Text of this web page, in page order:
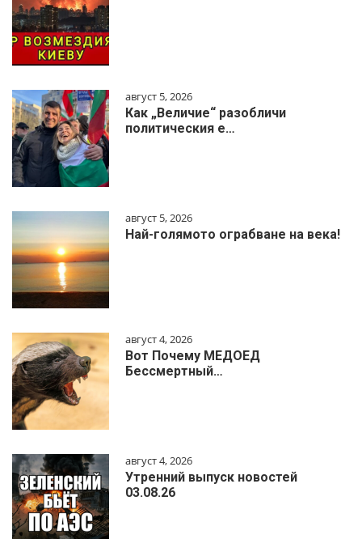
август 5, 2026
Как „Величие“ разобличи
политическия е…
август 5, 2026
Най-голямото ограбване на века!
август 4, 2026
Вот Почему МЕДОЕД
Бессмертный…
август 4, 2026
Утренний выпуск новостей
03.08.26